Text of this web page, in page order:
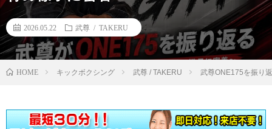
2026.05.22 武尊 / TAKERU
HOME キックボクシング 武尊 / TAKERU 武尊ONE175を振り